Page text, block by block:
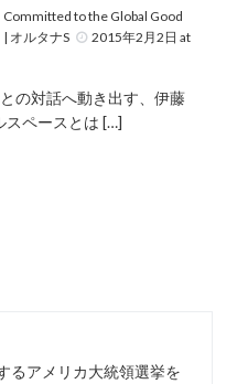
to the Global Good
オルタナS
2015年2月2日 at
の対話へ動き出す、伊藤
スペースとは […]
るアメリカ大統領選挙を